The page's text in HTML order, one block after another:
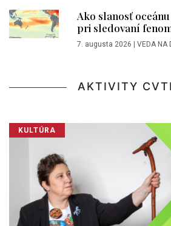
Ako slanosť
pri sledovaní
7. augusta 2026 VEDA NA
AKTIVITY
KULTÚRA